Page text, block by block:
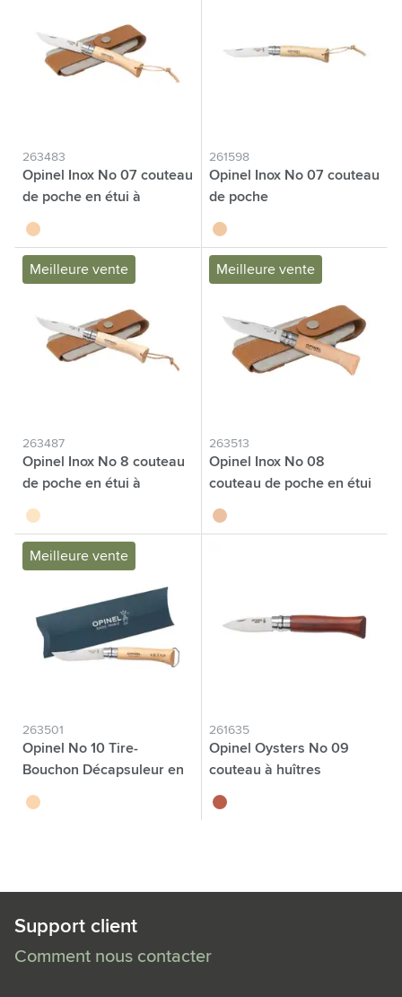
263483
Opinel Inox No 07 couteau
de poche en étui à
brun
261598
Opinel Inox No 07 couteau
de poche
brun
Meilleure vente
263487
Opinel Inox No 8 couteau
de poche en étui à
brun
Meilleure vente
263513
Opinel Inox No 08
couteau de poche en étui
brun bois
Meilleure vente
263501
Opinel No 10 Tire-
Bouchon Décapsuleur en
brun
261635
Opinel Oysters No 09
couteau à huîtres
brun
Support client
Comment nous contacter